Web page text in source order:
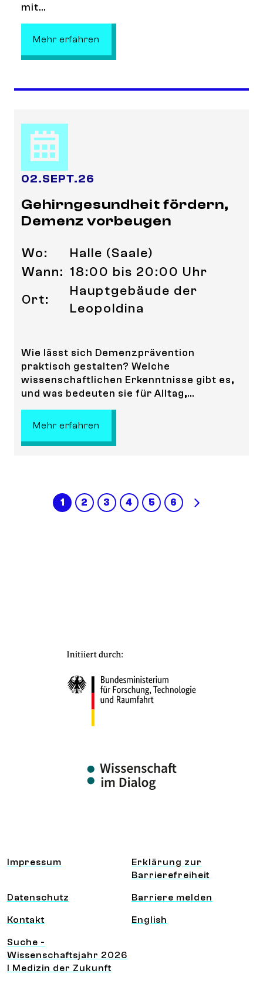
mit...
Mehr erfahren
02.SEPT.26
Gehirngesundheit fördern,
Demenz vorbeugen
Wo:
Halle (Saale)
Wann: 18:00 bis 20:00 Uhr
Ort:
Hauptgebäude der
Leopoldina
Wie lässt sich Demenzprävention
praktisch gestalten? Welche
wissenschaftlichen Erkenntnisse gibt es,
und was bedeuten sie für Alltag,...
Mehr erfahren
1 2 3 4 5 6
Information und Service
Impressum
Erklärung zur
Barrierefreiheit
Datenschutz Barriere melden
Kontakt English
Suche -
Wissenschaftsjahr 2026
I Medizin der Zukunft